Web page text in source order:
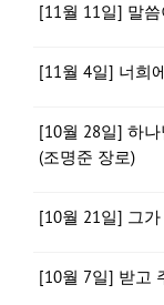
[11월 11일] 말
[11월 4일] 너희
[10월 28일] 하
(조명준 장로)
[10월 21일] 그
[10월 7일] 받고